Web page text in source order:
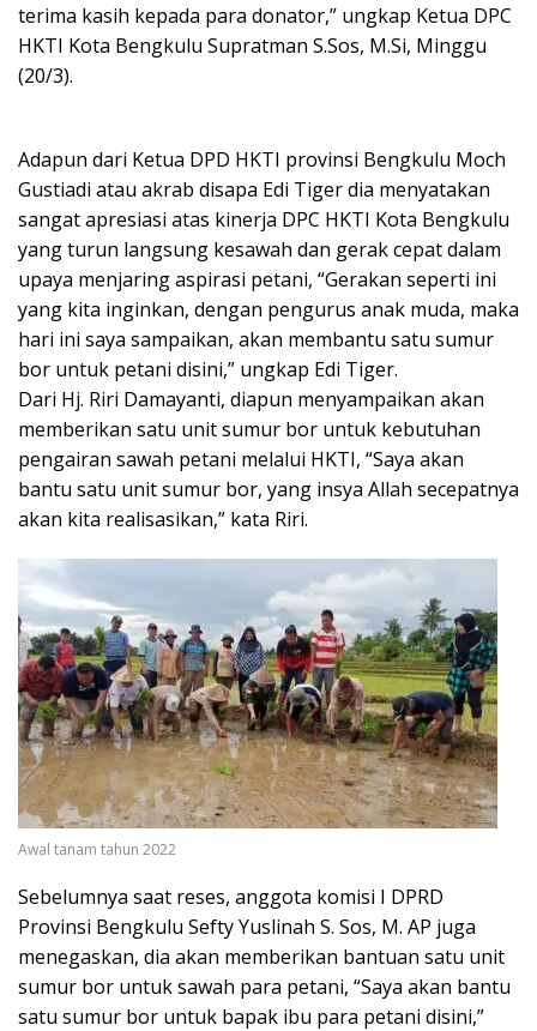
terima kasih kepada para donator,” ungkap Ketua DPC
HKTI Kota Bengkulu Supratman S.Sos, M.Si, Minggu
(20/3).
Adapun dari Ketua DPD HKTI provinsi Bengkulu Moch
Gustiadi atau akrab disapa Edi Tiger dia menyatakan
sangat apresiasi atas kinerja DPC HKTI Kota Bengkulu
yang turun langsung kesawah dan gerak cepat dalam
upaya menjaring aspirasi petani, “Gerakan seperti ini
yang kita inginkan, dengan pengurus anak muda, maka
hari ini saya sampaikan, akan membantu satu sumur
bor untuk petani disini,” ungkap Edi Tiger.
Dari Hj. Riri Damayanti, diapun menyampaikan akan
memberikan satu unit sumur bor untuk kebutuhan
pengairan sawah petani melalui HKTI, “Saya akan
bantu satu unit sumur bor, yang insya Allah secepatnya
akan kita realisasikan,” kata Riri.
Awal tanam tahun 2022
Sebelumnya saat reses, anggota komisi I DPRD
Provinsi Bengkulu Sefty Yuslinah S. Sos, M. AP juga
menegaskan, dia akan memberikan bantuan satu unit
sumur bor untuk sawah para petani, “Saya akan bantu
satu sumur bor untuk bapak ibu para petani disini,”